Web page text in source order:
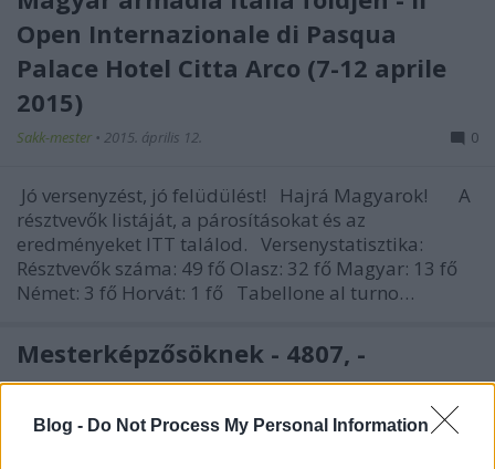
Blog - Do Not Process My Personal Information
Open Internazionale di Pasqua
Palace Hotel Citta Arco (7-12 aprile
2015)
Sakk-mester • 2015. április 12. 0
Jó versenyzést, jó felüdülést! Hajrá Magyarok! A
résztvevők listáját, a párosításokat és az
eredményeket ITT találod. Versenystatisztika:
Résztvevők száma: 49 fő Olasz: 32 fő Magyar: 13 fő
Német: 3 fő Horvát: 1 fő Tabellone al turno…
Mesterképzősöknek - 4807, -
Sakk-mester•2015. április 10. 0